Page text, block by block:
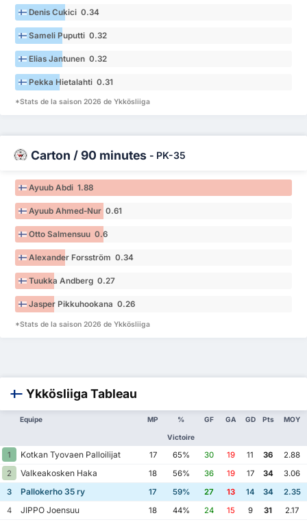
Denis Cukici 0.34
Sameli Puputti 0.32
Elias Jantunen 0.32
Pekka Hietalahti 0.31
*Stats de la saison 2026 de Ykkösliiga
Carton / 90 minutes - PK-35
Ayuub Abdi 1.88
Ayuub Ahmed-Nur 0.61
Otto Salmensuu 0.6
Alexander Forsström 0.34
Tuukka Andberg 0.27
Jasper Pikkuhookana 0.26
*Stats de la saison 2026 de Ykkösliiga
Ykkösliiga Tableau
Equipe MP %
Victoire
GF GA GD Pts MOY
1 Kotkan Tyovaen Palloilijat 17 65% 30 19 11 36
2.88
2
Valkeakosken Haka 18 56% 36 19 17 34
3.06
3
Pallokerho 35 ry 17 59% 27 13 14 34
2.35
4
JIPPO Joensuu 18 44% 24 15 9 31
2.17